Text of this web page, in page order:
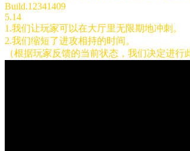
Build.12341409
5.14
1.我们让玩家可以在大厅里无限期地冲刺。
2.我们缩短了进攻相持的时间。
（根据玩家反馈的当前状态，我们决定进